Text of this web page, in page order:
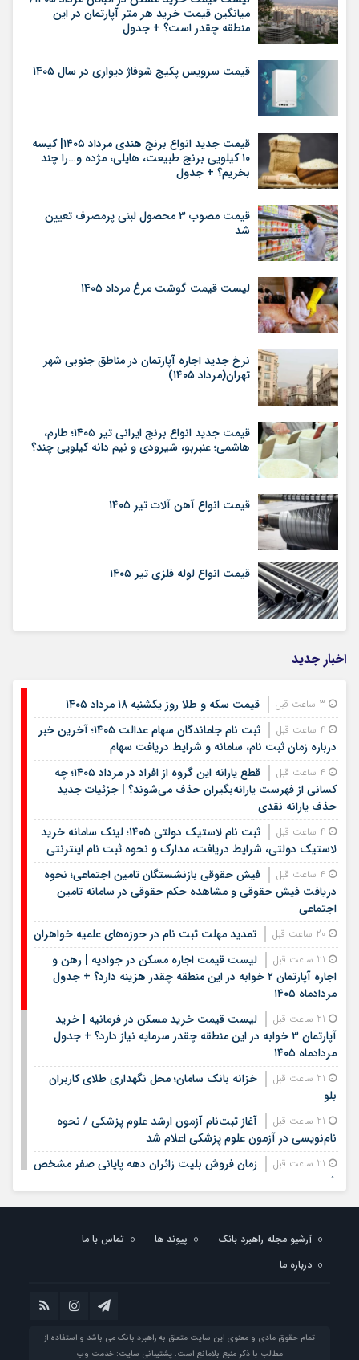
میانگین قیمت خرید هر متر آپارتمان در این
منطقه چقدر است؟ + جدول
قیمت سرویس پکیج شوفاژ دیواری در سال ۱۴۰۵
قیمت جدید انواع برنج هندی مرداد ۱۴۰۵| کیسه
۱۰ کیلویی برنج طبیعت، هایلی، مژده و…را چند
بخریم؟ + جدول
قیمت مصوب ۳ محصول لبنی پرمصرف تعیین
شد
لیست قیمت گوشت مرغ مرداد ۱۴۰۵
نرخ جدید اجاره آپارتمان در مناطق جنوبی شهر
تهران(مرداد ۱۴۰۵)
قیمت جدید انواع برنج ایرانی تیر ۱۴۰۵؛ طارم،
هاشمی؛ عنبربو، شیرودی و نیم دانه کیلویی چند؟
قیمت انواع آهن آلات تیر ۱۴۰۵
قیمت انواع لوله فلزی تیر ۱۴۰۵
اخبار جدید
قیمت سکه و طلا روز یکشنبه ۱۸ مرداد ۱۴۰۵
ثبت نام جاماندگان سهام عدالت ۱۴۰۵؛ آخرین خبر
درباره زمان ثبت نام، سامانه و شرایط دریافت سهام
قطع یارانه این گروه از افراد در مرداد ۱۴۰۵؛ چه
کسانی از فهرست یارانه‌بگیران حذف می‌شوند؟ | جزئیات جدید
حذف یارانه نقدی
ثبت نام لاستیک دولتی ۱۴۰۵؛ لینک سامانه خرید
لاستیک دولتی، شرایط دریافت، مدارک و نحوه ثبت نام اینترنتی
فیش حقوقی بازنشستگان تامین اجتماعی؛ نحوه
دریافت فیش حقوقی و مشاهده حکم حقوقی در سامانه تامین
اجتماعی
تمدید مهلت ثبت نام در حوزه‌های علمیه خواهران
لیست قیمت اجاره مسکن در جوادیه | رهن و
اجاره آپارتمان ۲ خوابه در این منطقه چقدر هزینه دارد؟ + جدول
مردادماه ۱۴۰۵
لیست قیمت خرید مسکن در فرمانیه | خرید
آپارتمان ۳ خوابه در این منطقه چقدر سرمایه نیاز دارد؟ + جدول
مردادماه ۱۴۰۵
خزانه بانک سامان؛ محل نگهداری طلای کاربران
بلو
آغاز ثبت‌نام آزمون ارشد علوم پزشکی / نحوه
نام‌نویسی در آزمون علوم پزشکی اعلام شد
زمان فروش بلیت زائران دهه پایانی صفر مشخص
شد
23 ساعت قبل
مدیرعامل بانک سپه فرارسیدن روز خبرنگار را به
بیمه معلم سیناد ۱۴۰۵ | ورود به سامانه سیناد بیمه
معلم و پیگیری خسارت درمان تکمیلی | لینک مستقیم و راهنمای
بیمه سلامت روستایی چیست؟ | شرایط بیمه سلامت
روستاییان
آرشیو مجله راهبرد بانک پیوند ها
تماس با ما
درباره ما
تمام حقوق مادی و معنوی این سایت متعلق به راهبرد بانک می باشد و استفاده از
مطالب با ذکر منبع بلامانع است. پشتیبانی سایت:خدمت وب